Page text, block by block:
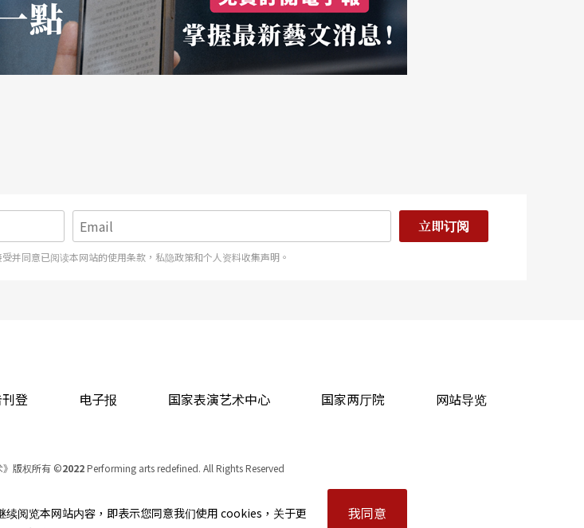
立即订阅
并同意已阅读本网站的使用条款，私隐政策和个人资料收集声明。
登 电子报 国家表演艺术中心 国家两厅院 网站导览
》版权所有 ©2022Performing arts redefined. All Rights Reserved
资讯，如有异动应以主办单位公告为准。
隐私权声明
阅览本网站内容，即表示您同意我们使用 cookies，关于更
我同意